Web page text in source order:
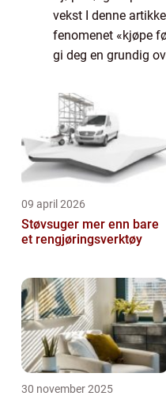
vekst I denne
fenomenet «kjøpe
gi deg en grundig
eksisterer, samt
09 april 2026
Støvsuger mer enn bare
et rengjøringsverktøy
30 november 2025